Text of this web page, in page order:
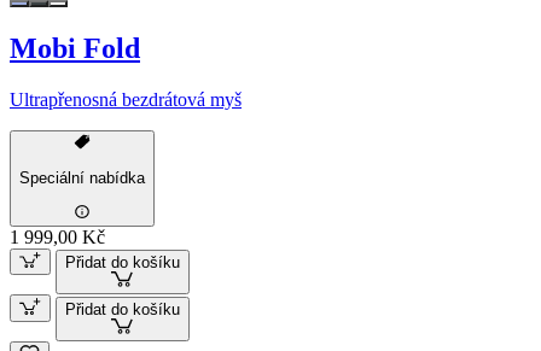
Mobi Fold
Ultrapřenosná bezdrátová myš
Speciální nabídka
1 999,00 Kč
Přidat do košíku
Přidat do košíku